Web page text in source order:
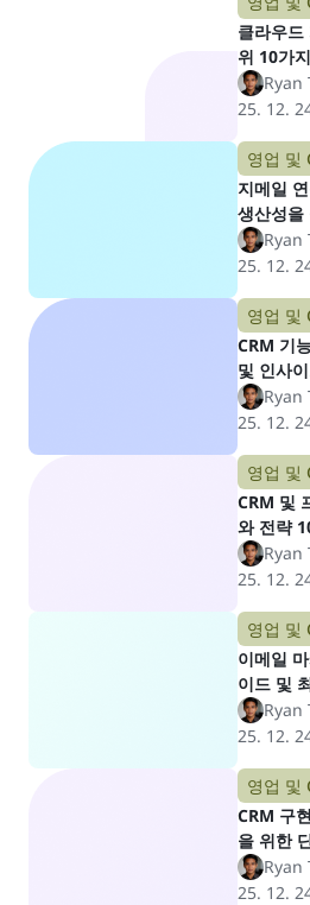
클라우드
위 10가
Ryan
25. 12.
영업 및
지메일
생산성을
Ryan
25. 12.
영업 및
CRM 기
및 인사
Ryan
25. 12.
영업 및
CRM 및
와 전략
Ryan
25. 12.
영업 및
이메일
이드 및
Ryan
25. 12.
영업 및
CRM 구
을 위한
Ryan
25. 12.